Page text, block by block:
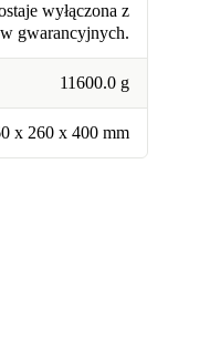
wyłączona z
gwarancyjnych.
11600.0 g
x 260 x 400 mm